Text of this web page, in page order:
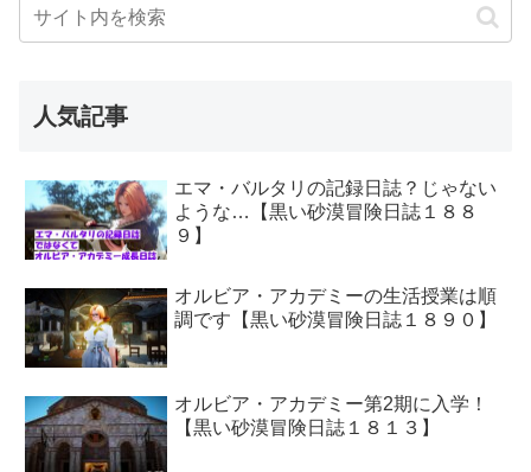
人気記事
エマ・バルタリの記録日誌？じゃない
ような…【黒い砂漠冒険日誌１８８
９】
オルビア・アカデミーの生活授業は順
調です【黒い砂漠冒険日誌１８９０】
オルビア・アカデミー第2期に入学！
【黒い砂漠冒険日誌１８１３】